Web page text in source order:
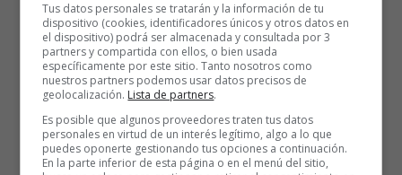
Posibles efectos secundarios
del trigo para los bebés
Antinutrientes: El trigo integral, al igual que otros
cereales, contiene algunos antinutrientes como el ácido
fítico. Los antinutrientes son compuestos nutricionales
Tus datos personales se tratarán y la información de tu
dispositivo (cookies, identificadores únicos y otros datos en
el dispositivo) podrá ser almacenada y consultada por 3
partners y compartida con ellos, o bien usada
específicamente por este sitio. Tanto nosotros como
nuestros partners podemos usar datos precisos de
geolocalización. Lista de partners.
Es posible que algunos proveedores traten tus datos
personales en virtud de un interés legítimo, algo a lo que
puedes oponerte gestionando tus opciones a continuación.
En la parte inferior de esta página o en el menú del sitio,